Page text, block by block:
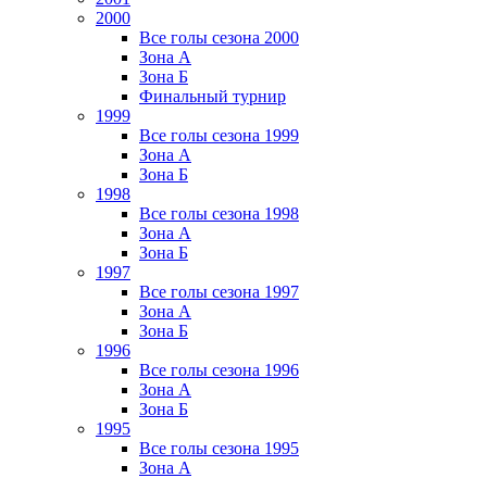
2000
Все голы сезона 2000
Зона А
Зона Б
Финальный турнир
1999
Все голы сезона 1999
Зона А
Зона Б
1998
Все голы сезона 1998
Зона А
Зона Б
1997
Все голы сезона 1997
Зона А
Зона Б
1996
Все голы сезона 1996
Зона А
Зона Б
1995
Все голы сезона 1995
Зона А